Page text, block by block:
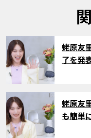
サムネイル
蛯原友
了を発
サムネイル
蛯原友
も簡単